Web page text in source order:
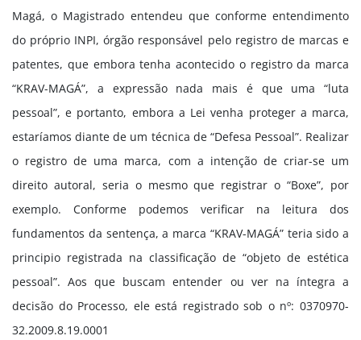
Magá, o Magistrado entendeu que conforme entendimento
do próprio INPI, órgão responsável pelo registro de marcas e
patentes, que embora tenha acontecido o registro da marca
“KRAV-MAGÁ”, a expressão nada mais é que uma “luta
pessoal”, e portanto, embora a Lei venha proteger a marca,
estaríamos diante de um técnica de “Defesa Pessoal”. Realizar
o registro de uma marca, com a intenção de criar-se um
direito autoral, seria o mesmo que registrar o “Boxe”, por
exemplo. Conforme podemos verificar na leitura dos
fundamentos da sentença, a marca “KRAV-MAGÁ” teria sido a
principio registrada na classificação de “objeto de estética
pessoal”. Aos que buscam entender ou ver na íntegra a
decisão do Processo, ele está registrado sob o nº: 0370970-
32.2009.8.19.0001